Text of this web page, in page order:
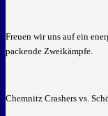
Freuen wir uns auf ein
packende Zweikämpfe.
Chemnitz Crashers vs.